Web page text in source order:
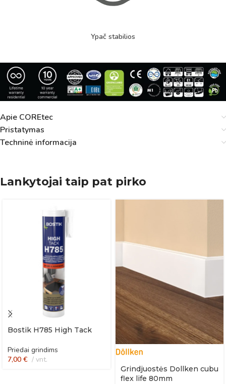
Ypač stabilios
Apie COREtec
Pristatymas
Techninė informacija
Lankytojai taip pat pirko
Bostik H785 High Tack
Priedai grindims
7,00 € vnt.
Grindjuostės Dollken cubu
flex life 80mm